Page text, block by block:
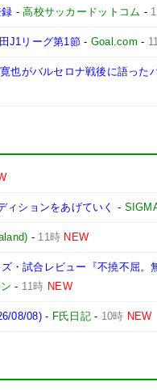
-高校サッカードットコム -
J1リーグ第1節 - Goal.com -
也がバルセロナ戦後に語った
ィションをあげていく -
- 11時 NEW
・試合レビュー『不撓不屈
- 11時 NEW
08/08)- F氏日記- 10時 NEW